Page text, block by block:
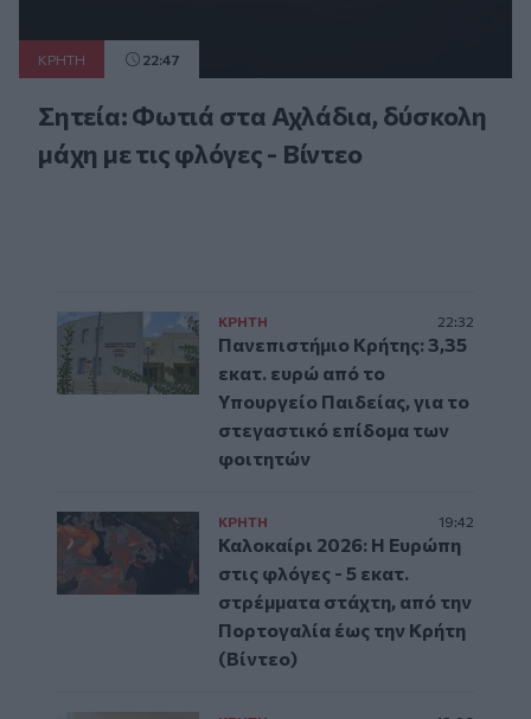
ΚΡΗΤΗ 22:47
Σητεία: Φωτιά στα Αχλάδια, δύσκολη
μάχη με τις φλόγες - Βίντεο
ΚΡΗΤΗ 22:32
Πανεπιστήμιο Κρήτης: 3,35
εκατ. ευρώ από το
Υπουργείο Παιδείας, για το
στεγαστικό επίδομα των
φοιτητών
ΚΡΗΤΗ 19:42
Καλοκαίρι 2026: Η Ευρώπη
στις φλόγες - 5 εκατ.
στρέμματα στάχτη, από την
Πορτογαλία έως την Κρήτη
(Βίντεο)